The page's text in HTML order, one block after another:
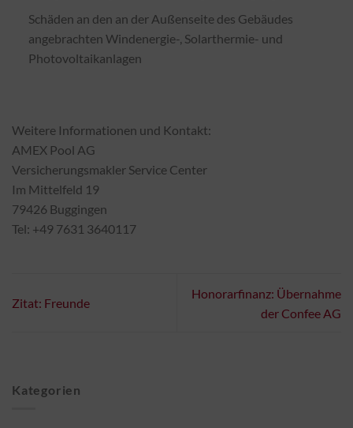
Schäden an den an der Außenseite des Gebäudes
angebrachten Windenergie-, Solarthermie- und
Photovoltaikanlagen
Weitere Informationen und Kontakt:
AMEX Pool AG
Versicherungsmakler Service Center
Im Mittelfeld 19
79426 Buggingen
Tel: +49 7631 3640117
Zitat: Freunde
Honorarfinanz: Übernahme
der Confee AG
Kategorien